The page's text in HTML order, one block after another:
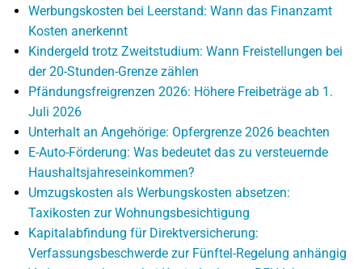
Werbungskosten bei Leerstand: Wann das Finanzamt
Kosten anerkennt
Kindergeld trotz Zweitstudium: Wann Freistellungen bei
der 20-Stunden-Grenze zählen
Pfändungsfreigrenzen 2026: Höhere Freibeträge ab 1.
Juli 2026
Unterhalt an Angehörige: Opfergrenze 2026 beachten
E-Auto-Förderung: Was bedeutet das zu versteuernde
Haushaltsjahreseinkommen?
Umzugskosten als Werbungskosten absetzen:
Taxikosten zur Wohnungsbesichtigung
Kapitalabfindung für Direktversicherung:
Verfassungsbeschwerde zur Fünftel-Regelung anhängig